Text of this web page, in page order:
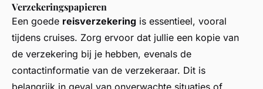
Verzekeringspapieren
Een goede reisverzekering is essentieel, vooral
tijdens cruises. Zorg ervoor dat jullie een kopie van
de verzekering bij je hebben, evenals de
contactinformatie van de verzekeraar. Dit is